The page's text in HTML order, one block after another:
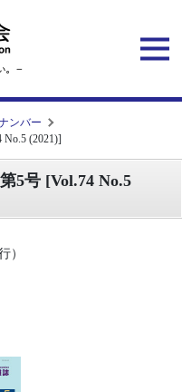
ンバー
(2021)]
5号 [Vol.74 No.5
）